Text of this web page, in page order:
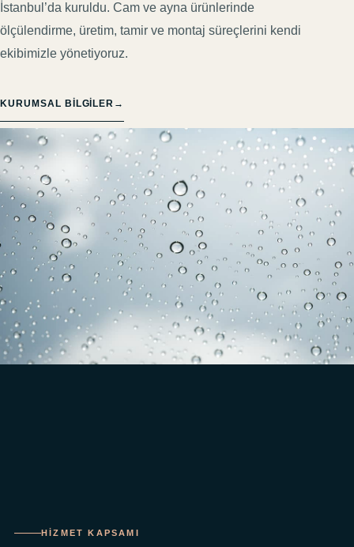
İstanbul’da kuruldu. Cam ve ayna ürünlerinde
ölçülendirme, üretim, tamir ve montaj süreçlerini kendi
ekibimizle yönetiyoruz.
KURUMSAL BILGILER →
HIZMET KAPSAMI